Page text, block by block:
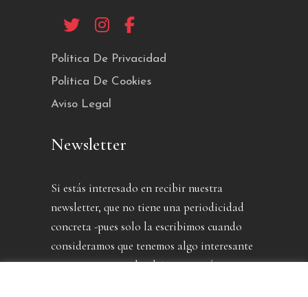
Política De Privacidad
Política De Cookies
Aviso Legal
Newsletter
Si estás interesado en recibir nuestra
newsletter, que no tiene una periodicidad
concreta -pues solo la escribimos cuando
consideramos que tenemos algo interesante
que contarte- puedes dejarnos aquí tu